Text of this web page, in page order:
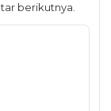
berikutnya.